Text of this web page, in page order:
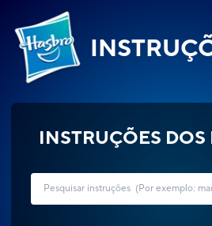
INSTRUÇÕES